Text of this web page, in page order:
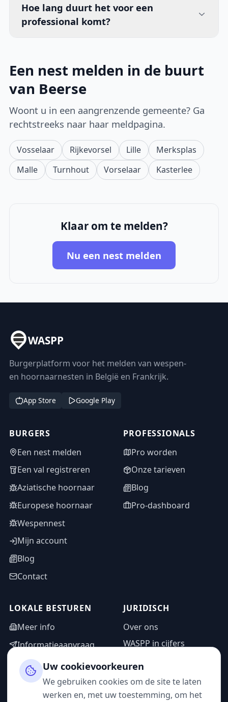
Hoe lang duurt het voor een
professional komt?
Een nest melden in de buurt
van Beerse
Woont u in een aangrenzende gemeente? Ga
rechtstreeks naar haar meldpagina.
Vosselaar Rijkevorsel Lille
Merksplas
Malle
Turnhout Vorselaar Kasterlee
Klaar om te melden?
Nu een nest melden
WASPP
Burgerplatform voor het melden van wespen-
en hoornaarnesten in België en Frankrijk.
App Store Google Play
BURGERS
Een nest melden
Een val registreren
Aziatische hoornaar
Europese hoornaar
Wespennest
Mijn account
Blog
Contact
PROFESSIONALS
Pro worden
Onze tarieven
Blog
Pro-dashboard
LOKALE BESTUREN
Meer info
Informatieaanvraag
Adminzone
JURIDISCH
Over ons
WASPP in cijfers
Privacybeleid
Gebruiksvoorwaarden
Uw cookievoorkeuren
We gebruiken cookies om de site te laten
werken en, met uw toestemming, om het